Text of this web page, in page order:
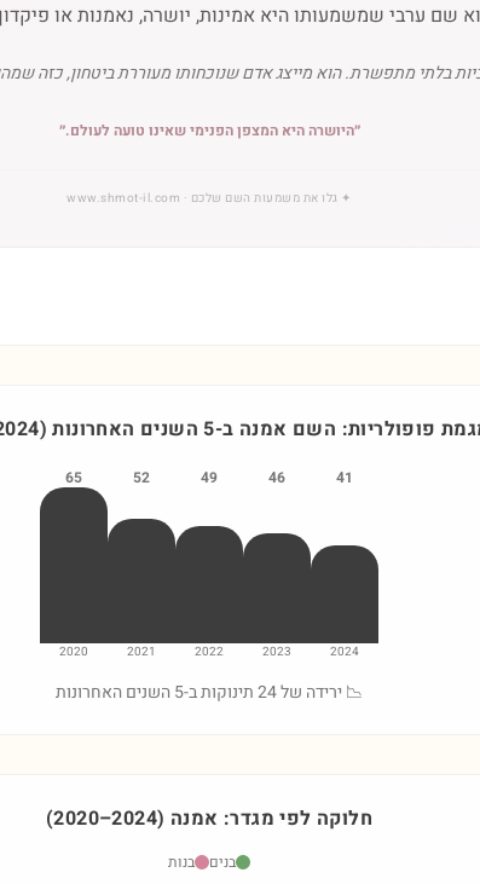
שם ערבי שמשמעותו היא אמינות, יושרה, נאמנות או
בלתי מתפשרת. הוא מייצג אדם שנוכחותו מעוררת ביטחון, כזה
״היושרה היא המצפן הפנימי שאינו טועה לעולם.״
✦ גלו את משמעות השם שלכם · www.shmot-il.com
פופולריות: השם אמנה ב-5 השנים האחרונות )
41
2024
46
2023
49
2022
52
2021
65
2020
📉 ירידה של 24 תינוקות ב-5 השנים האחרונות
חלוקה לפי מגדר: אמנה (2020–2024)
בנים
בנות